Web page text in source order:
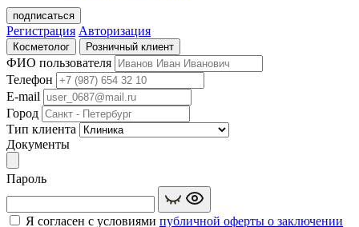
подписаться
Регистрация Авторизация
Косметолог Розничный клиент
ФИО пользователя
Телефон
E-mail
Город
Тип клиента
Документы
Пароль
Я согласен с условиями публичной оферты о заключении